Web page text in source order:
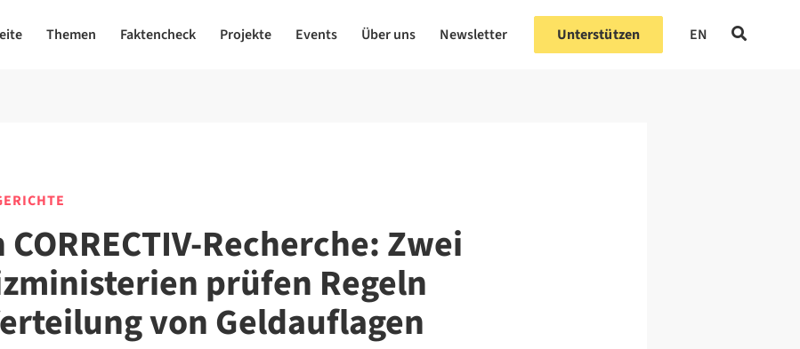
Themen Faktencheck Projekte Events Über uns Newsletter Unterstützen EN
CORRECTIV-Recherche: Zwei
prüfen Regeln
von Geldauflagen